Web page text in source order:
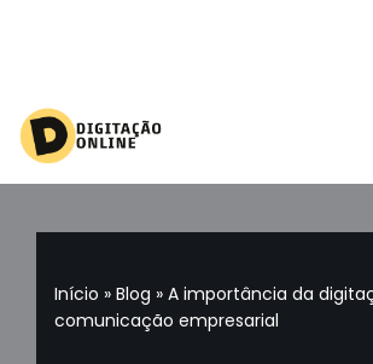
Pular
para
conteúdo
Início » Blog » A importância da
comunicação empresarial